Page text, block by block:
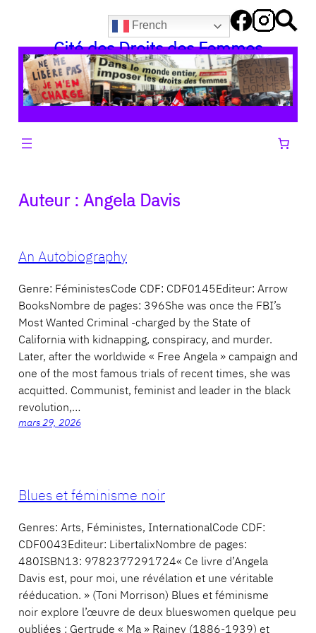
contenu
French
Cité des Droits des Femmes
Auteur : Angela Davis
An Autobiography
Genre: FéministesCode CDF: CDF0145Editeur: Arrow
BooksNombre de pages: 396She was once the FBI’s
Most Wanted Criminal -charged by the State of
California with kidnapping, conspiracy, and murder.
Later, after the worldwide « Free Angela » campaign and
one of the most famous trials of recent times, she was
acquitted. Communist, feminist and leader in the black
revolution,…
mars 29, 2026
Blues et féminisme noir
Genres: Arts, Féministes, InternationalCode CDF:
CDF0043Editeur: LibertalixNombre de pages:
480ISBN13: 9782377291724« Ce livre d’Angela
Davis est, pour moi, une révélation et une véritable
rééducation. » (Toni Morrison) Blues et féminisme
noir explore l’œuvre de deux blueswomen quelque peu
oubliées : Gertrude « Ma » Rainey (1886-1939) et